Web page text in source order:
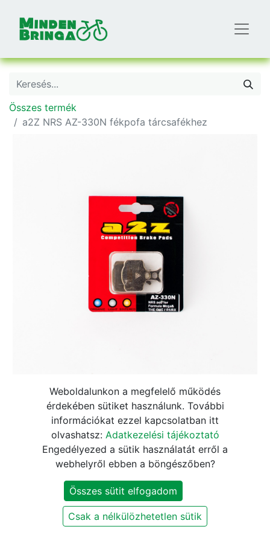
Összes termék
a2Z NRS AZ-330N fékpofa tárcsafékhez
a2Z NRS AZ-330N fékpofa
tárcsafékhez
3.390Ft 3.990Ft
KOSÁRBA
Szállítási és fizetési információk
Weboldalunkon a megfelelő működés
érdekében sütiket használunk. További
információkat ezzel kapcsolatban itt
olvashatsz: Adatkezelési tájékoztató
Engedélyezed a sütik használatát erről a
webhelyről ebben a böngészőben?
Összes sütit elfogadom
Csak a nélkülözhetetlen sütik